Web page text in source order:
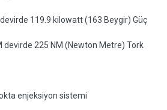
119.9 kilowatt (163 Beygir) Güç
devirde 225 NM (Newton Metre) Tork
enjeksiyon sistemi